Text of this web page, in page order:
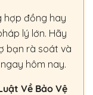
hợp đồng hay
lý lớn. Hãy
bạn rà soát và
hôm nay.
Về Bảo Vệ